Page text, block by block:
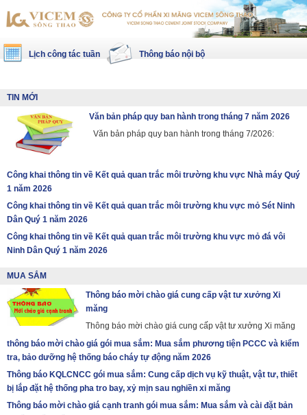
Lịch công tác tuần Thông báo nội bộ
TIN MỚI
Văn bản pháp quy ban hành trong tháng 7 năm 2026
Văn bản pháp quy ban hành trong tháng 7/2026:
Công khai thông tin về Kết quả quan trắc môi trường khu vực Nhà máy Quý
1 năm 2026
Công khai thông tin về Kết quả quan trắc môi trường khu vực mỏ Sét Ninh
Dân Quý 1 năm 2026
Công khai thông tin về Kết quả quan trắc môi trường khu vực mỏ đá vôi
Ninh Dân Quý 1 năm 2026
MUA SẮM
Thông báo mời chào giá cung cấp vật tư xưởng Xi
măng
Thông báo mời chào giá cung cấp vật tư xưởng Xi măng
thông báo mời chào giá gói mua sắm: Mua sắm phương tiện PCCC và kiểm
tra, bảo dưỡng hệ thống báo cháy tự động năm 2026
Thông báo KQLCNCC gói mua sắm: Cung cấp dịch vụ kỹ thuật, vật tư, thiết
bị lắp đặt hệ thống pha tro bay, xỷ mịn sau nghiền xi măng
Thông báo mời chào giá cạnh tranh gói mua sắm: Mua sắm và cài đặt bản